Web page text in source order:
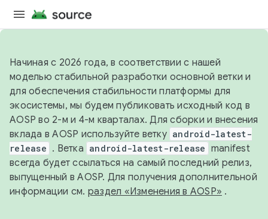
Начиная с 2026 года, в соответствии с нашей
моделью стабильной разработки основной ветки и
для обеспечения стабильности платформы для
экосистемы, мы будем публиковать исходный код в
AOSP во 2-м и 4-м кварталах. Для сборки и внесения
вклада в AOSP используйте ветку android-latest-
release . Ветка android-latest-release manifest
всегда будет ссылаться на самый последний релиз,
выпущенный в AOSP. Для получения дополнительной
информации см. раздел «Изменения в AOSP» .